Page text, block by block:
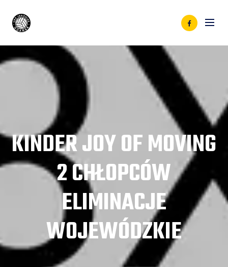
KINDER JOY OF MOVING
2 CHŁOPCÓW
ELIMINACJE
WOJEWÓDZKIE